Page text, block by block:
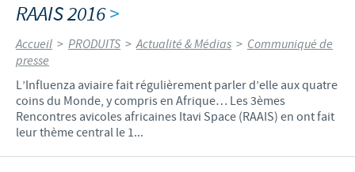
RAAIS 2016>
Accueil > PRODUITS > Actualité & Médias > Communiqué de
presse
L’Influenza aviaire fait régulièrement parler d’elle aux quatre
coins du Monde, y compris en Afrique… Les 3èmes
Rencontres avicoles africaines Itavi Space (RAAIS) en ont fait
leur thème central le 1...